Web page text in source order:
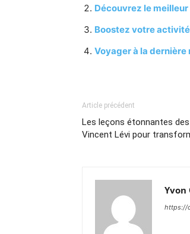
Découvrez le
Boostez votre
Voyager à la dernière
Article précédent
Les leçons étonnantes
Vincent Lévi pour
Yvon
https://